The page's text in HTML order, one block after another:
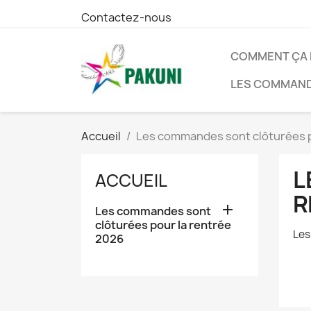
Contactez-nous
COMMENT ÇA
LES
Accueil Les commandes sont clôturées
ACCUEIL
Les commandes sont
clôturées pour la rentrée
2026
